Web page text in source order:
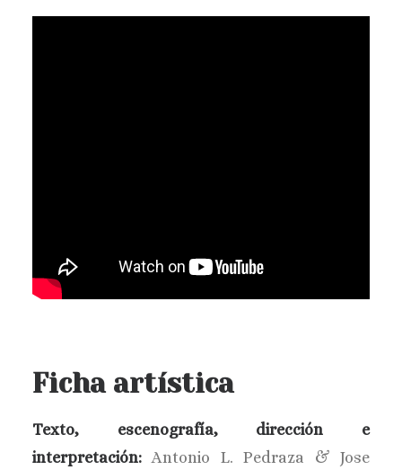
Ficha artística
Texto, escenografía, dirección e
interpretación: Antonio L. Pedraza & Jose